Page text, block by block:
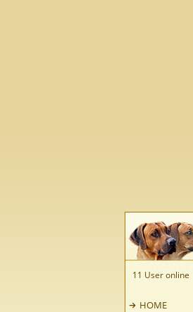
11 User online
HOME